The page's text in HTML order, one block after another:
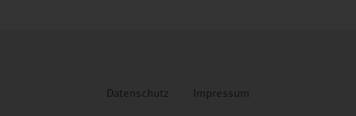
Datenschutz Impressum